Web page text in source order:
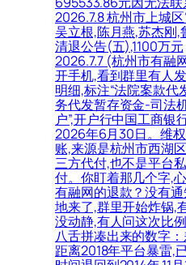
2026.7.8 杭州市上城
吴立根,陈月燕,苏杰刚,
清退公告(五),1100万元
2026.7.7 (杭州市有融
开手机,看到群里有人
明细,标注“法院案款代
务代发暂存资金-司法
户”,开户行中国工商银
2026年6月30日。维
账,来源是杭州市西湖
三方代付,也不是平台
付。你盯着那几个字,
有融网的退款？没有
地来了,群里开始炸锅,
没动静,有人问这次比
八舌拼凑出来的数字：
距离2018年平台暴雷,